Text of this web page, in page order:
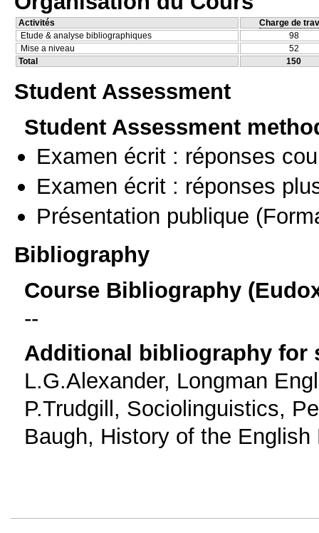
Activités
Charge de
Etude & analyse bibliographiques
98
Mise a niveau
52
Total
150
Student Assessment
Student Assessment
Examen écrit : réponses
Examen écrit : réponses
Présentation publique
Bibliography
Course Bibliography
--
Additional bibliography for
L.G.Alexander, Longman
P.Trudgill, Sociolinguistics,
Baugh, History of the